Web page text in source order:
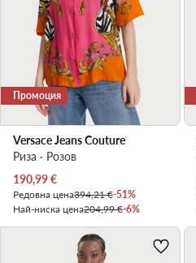
Промоция
Versace Jeans Couture
Риза · Розов
Актуална цена
190,99€
Редовна цена394,21 €-51%
Най-ниска цена204,99 €-6%